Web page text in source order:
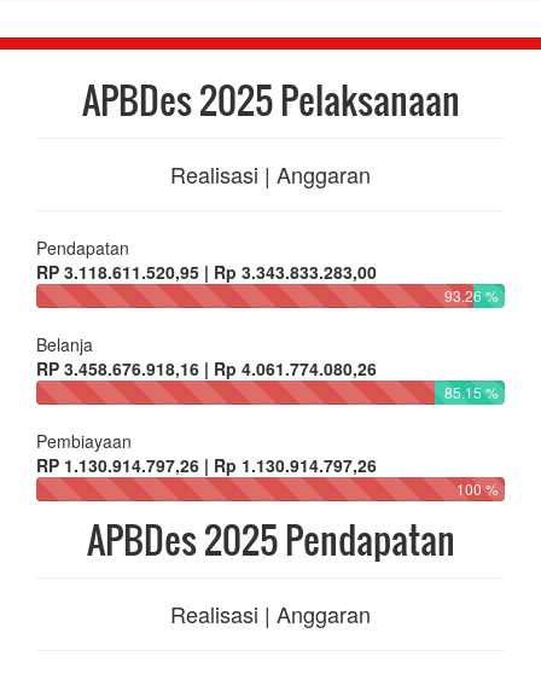
APBDes 2025 Pelaksanaan
Realisasi | Anggaran
Pendapatan
RP 3.118.611.520,95 | Rp 3.343.833.283,00
93.26 %
Belanja
RP 3.458.676.918,16 | Rp 4.061.774.080,26
85.15 %
Pembiayaan
RP 1.130.914.797,26 | Rp 1.130.914.797,26
100 %
APBDes 2025 Pendapatan
Realisasi | Anggaran